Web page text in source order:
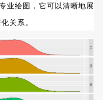
业绘图，它可以清晰地展
关系。